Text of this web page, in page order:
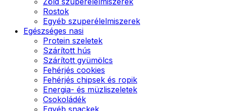
Rostok
Egyéb szuperélelmiszerek
Egészséges nasi
Protein szeletek
Szárított hús
Szárított gyümölcs
Fehérjés cookies
Fehérjés chipsek és ropik
Energia- és müzliszeletek
Csokoládék
Egyéb snackek